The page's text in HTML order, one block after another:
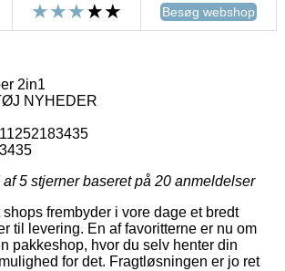
Besøg webshop
2in1
NYHEDER
af 5 stjerner baseret på 20 anmeldelser
frembyder i vore dage et bredt
til levering. En af favoritterne er nu om
pakkeshop, hvor du selv henter din
for det. Fragtløsningen er jo ret